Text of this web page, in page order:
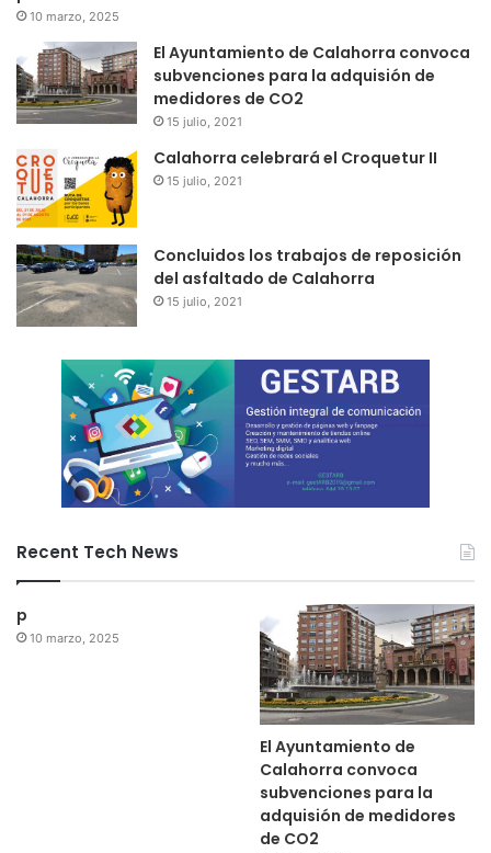
10 marzo, 2025
El Ayuntamiento de Calahorra convoca
subvenciones para la adquisión de
medidores de CO2
15 julio, 2021
Calahorra celebrará el Croquetur II
15 julio, 2021
Concluidos los trabajos de reposición
del asfaltado de Calahorra
15 julio, 2021
Recent Tech News
p
10 marzo, 2025
El Ayuntamiento de
Calahorra convoca
subvenciones para la
adquisión de medidores
de CO2